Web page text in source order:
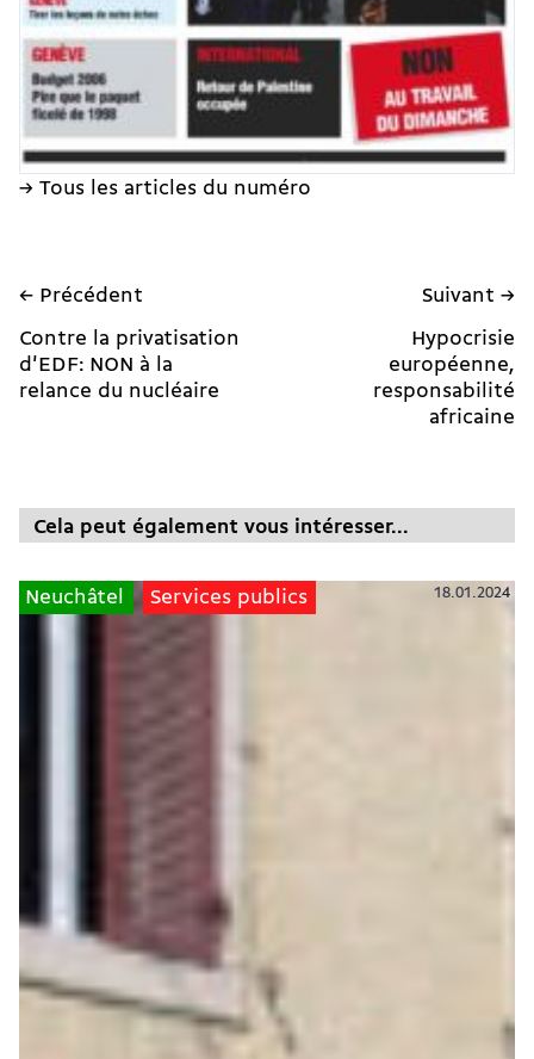
→ Tous les articles du numéro
← Précédent
Contre la privatisation
d'EDF: NON à la
relance du nucléaire
Suivant →
Hypocrisie
européenne,
responsabilité
africaine
Cela peut également vous intéresser...
Neuchâtel Services publics 18.01.2024